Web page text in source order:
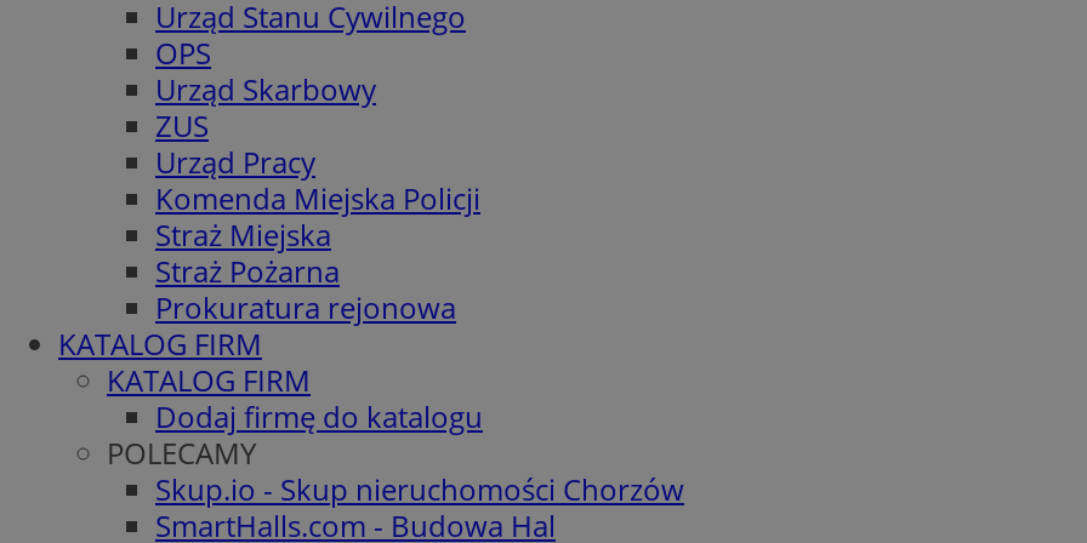
Urząd Stanu Cywilnego
OPS
Urząd Skarbowy
ZUS
Urząd Pracy
Komenda Miejska Policji
Straż Miejska
Straż Pożarna
Prokuratura rejonowa
KATALOG FIRM
KATALOG FIRM
Dodaj firmę do katalogu
POLECAMY
Skup.io - Skup nieruchomości Chorzów
SmartHalls.com - Budowa Hal